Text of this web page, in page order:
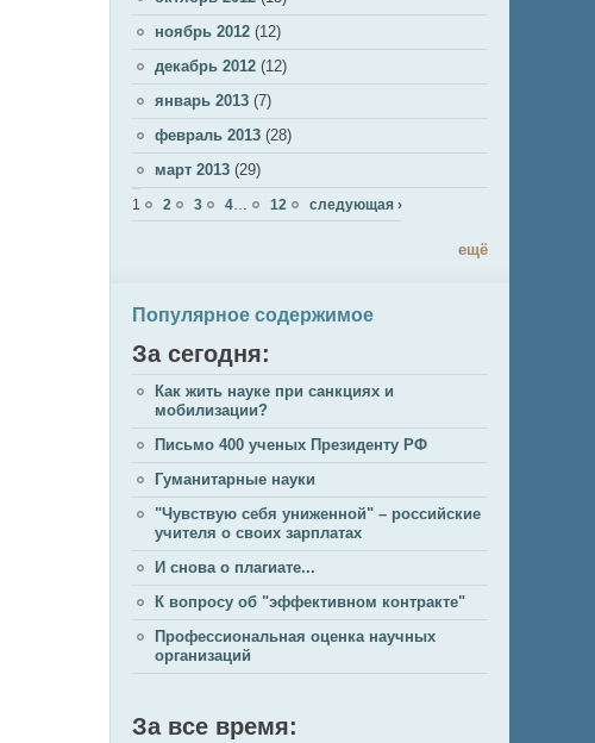
ноябрь 2012 (12)
декабрь 2012 (12)
январь 2013 (7)
февраль 2013 (28)
март 2013 (29)
Страницы
1 2 3 4 12 следующая ›
ещё
Популярное содержимое
За сегодня:
Как жить науке при санкциях и
мобилизации?
Письмо 400 ученых Президенту РФ
Гуманитарные науки
"Чувствую себя униженной" – российские
учителя о своих зарплатах
И снова о плагиате...
К вопросу об "эффективном контракте"
Профессиональная оценка научных
организаций
За все время: